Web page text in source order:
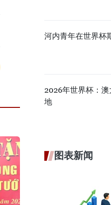
河内青年在世界杯
2026年世界杯：
地
图表新闻